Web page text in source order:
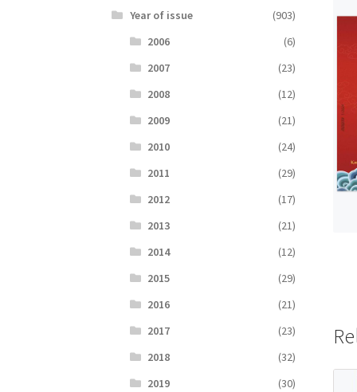
Year of issue
(903)
2006
(6)
2007
(23)
2008
(12)
2009
(21)
2010
(24)
2011
(29)
2012
(17)
2013
(21)
2014
(12)
2015
(29)
2016
(21)
2017
(23)
2018
(32)
2019
(30)